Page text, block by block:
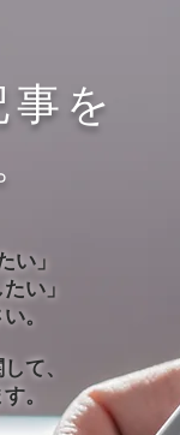
を
い」
い」
。
て、
。